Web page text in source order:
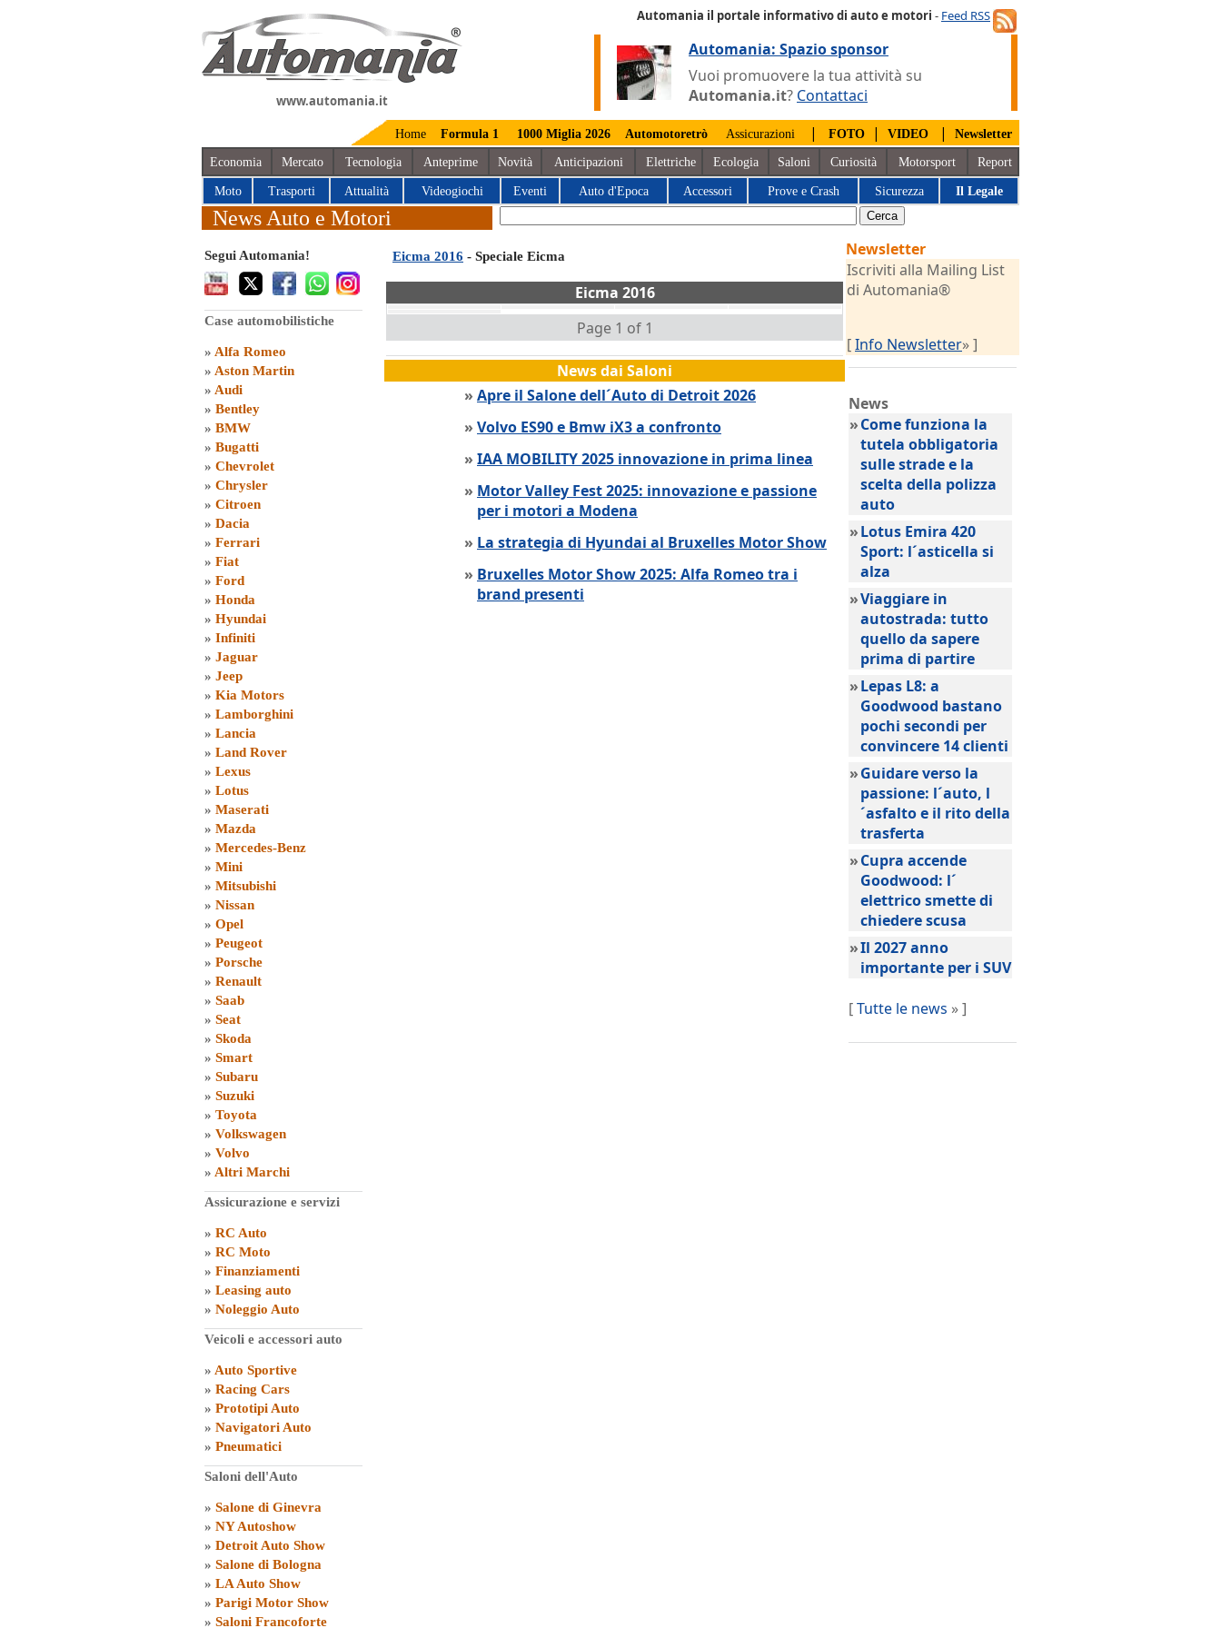
www.automania.it
Automania il portale informativo di auto e motori - Feed RSS
Automania: Spazio sponsor
Vuoi promuovere la tua attività su
Automania.it? Contattaci
Home Formula 1 1000 Miglia 2026 Automotoretrò Assicurazioni | FOTO | VIDEO | Newsletter
Economia Mercato Tecnologia Anteprime Novità Anticipazioni Elettriche Ecologia Saloni Curiosità Motorsport Report
Moto Trasporti Attualità Videogiochi Eventi Auto d'Epoca Accessori Prove e Crash Sicurezza Il Legale
News Auto e Motori
Segui Automania!
Case automobilistiche
» Alfa Romeo
» Aston Martin
» Audi
» Bentley
» BMW
» Bugatti
» Chevrolet
» Chrysler
» Citroen
» Dacia
» Ferrari
» Fiat
» Ford
» Honda
» Hyundai
» Infiniti
» Jaguar
» Jeep
» Kia Motors
» Lamborghini
» Lancia
» Land Rover
» Lexus
» Lotus
» Maserati
» Mazda
» Mercedes-Benz
» Mini
» Mitsubishi
» Nissan
» Opel
» Peugeot
» Porsche
» Renault
» Saab
» Seat
» Skoda
» Smart
» Subaru
» Suzuki
» Toyota
» Volkswagen
» Volvo
» Altri Marchi
Assicurazione e servizi
» RC Auto
» RC Moto
» Finanziamenti
» Leasing auto
» Noleggio Auto
Veicoli e accessori auto
» Auto Sportive
» Racing Cars
» Prototipi Auto
» Navigatori Auto
» Pneumatici
Saloni dell'Auto
» Salone di Ginevra
» NY Autoshow
» Detroit Auto Show
» Salone di Bologna
» LA Auto Show
» Parigi Motor Show
» Saloni Francoforte
Eicma 2016 - Speciale Eicma
Eicma 2016
Page 1 of 1
News dai Saloni
» Apre il Salone dell´Auto di Detroit 2026
» Volvo ES90 e Bmw iX3 a confronto
» IAA MOBILITY 2025 innovazione in prima linea
» Motor Valley Fest 2025: innovazione e passione
per i motori a Modena
» La strategia di Hyundai al Bruxelles Motor Show
» Bruxelles Motor Show 2025: Alfa Romeo tra i
brand presenti
Newsletter
Iscriviti alla Mailing List
di Automania®
[Info Newsletter» ]
News
»Come funziona la
tutela obbligatoria
sulle strade e la
scelta della polizza
auto
»Lotus Emira 420
Sport: l´asticella si
alza
»Viaggiare in
autostrada: tutto
quello da sapere
prima di partire
»Lepas L8: a
Goodwood bastano
pochi secondi per
convincere 14 clienti
»Guidare verso la
passione: l´auto, l
´asfalto e il rito della
trasferta
»Cupra accende
Goodwood: l´
elettrico smette di
chiedere scusa
»Il 2027 anno
importante per i SUV
[Tutte le news » ]